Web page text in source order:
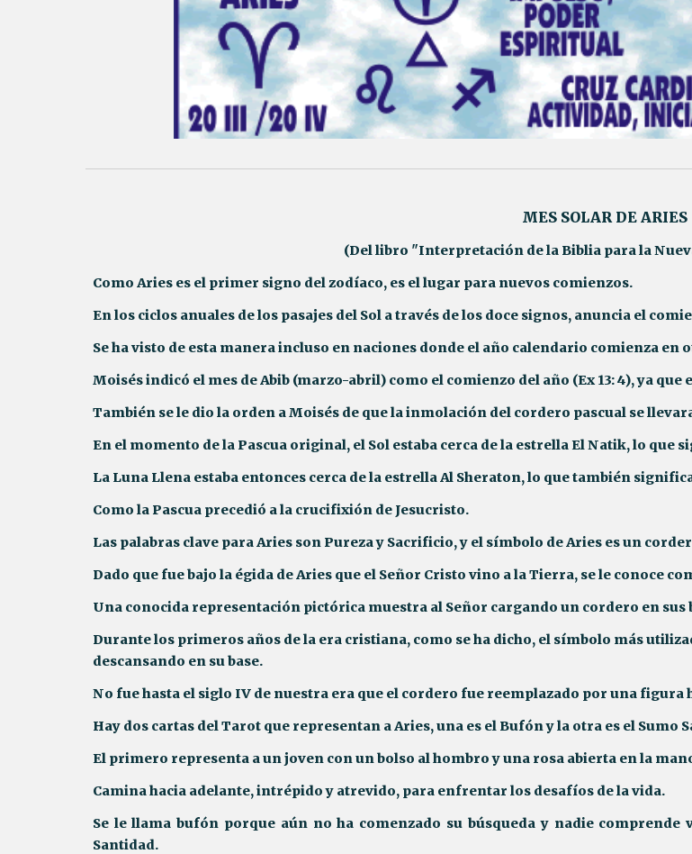
MES SOLAR DE ARIES
(Del libro "Interpretación de la Biblia para la
Como Aries es el primer signo del zodíaco, es el lugar para nuevos comienzos.
En los ciclos anuales de los pasajes del Sol a través de los doce signos, anuncia el
Se ha visto de esta manera incluso en naciones donde el año calendario comienza en
Moisés indicó el mes de Abib (marzo-abril) como el comienzo del año (Ex 13: 4), ya
También se le dio la orden a Moisés de que la inmolación del cordero pascual se
En el momento de la Pascua original, el Sol estaba cerca de la estrella El Natik, lo
La Luna Llena estaba entonces cerca de la estrella Al Sheraton, lo que también
Como la Pascua precedió a la crucifixión de Jesucristo.
Las palabras clave para Aries son Pureza y Sacrificio, y el símbolo de Aries es un
Dado que fue bajo la égida de Aries que el Señor Cristo vino a la Tierra, se le conoce
Una conocida representación pictórica muestra al Señor cargando un cordero en sus
Durante los primeros años de la era cristiana, como se ha dicho, el símbolo más
descansando en su base.
No fue hasta el siglo IV de nuestra era que el cordero fue reemplazado por una figura
Hay dos cartas del Tarot que representan a Aries, una es el Bufón y la otra es el Sumo
El primero representa a un joven con un bolso al hombro y una rosa abierta en la
Camina hacia adelante, intrépido y atrevido, para enfrentar los desafíos de la vida.
Se le llama bufón porque aún no ha comenzado su búsqueda y nadie
Santidad.